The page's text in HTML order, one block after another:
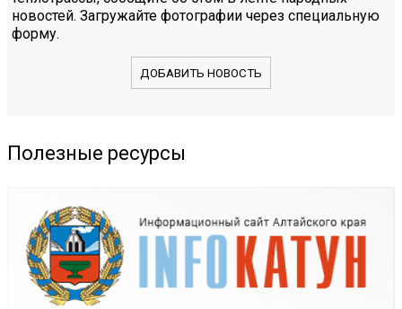
новостей. Загружайте фотографии через специальную
форму.
ДОБАВИТЬ НОВОСТЬ
Полезные ресурсы